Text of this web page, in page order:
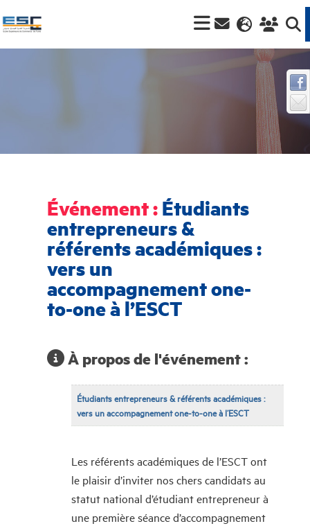
Événement :Étudiants
entrepreneurs &
référents académiques :
vers un
accompagnement one-
to-one à l’ESCT
À propos de l'événement :
Étudiants entrepreneurs & référents académiques :
vers un accompagnement one-to-one à l’ESCT
Les référents académiques de l’ESCT ont
le plaisir d’inviter nos chers candidats au
statut national d’étudiant entrepreneur à
une première séance d’accompagnement